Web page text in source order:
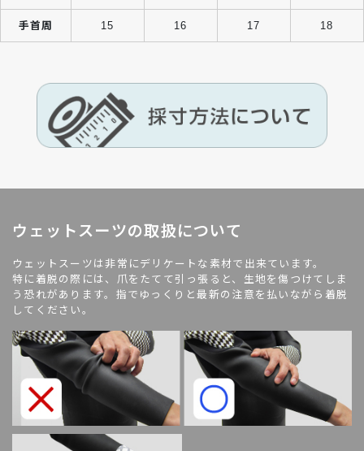
手首周 15 16 17 18
ウェットスーツの取扱について
ウェットスーツは非常にデリケートな素材で出来ています。
特に着脱の際には、爪をたてて引っ張ると、生地を傷つけてしま
う恐れがあります。指でゆっくりと最新の注意を払いながら着脱
してください。